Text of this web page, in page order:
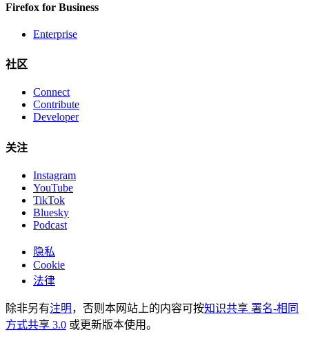
Firefox for Business
Enterprise
社区
Connect
Contribute
Developer
关注
Instagram
YouTube
TikTok
Bluesky
Podcast
隐私
Cookie
法律
除非另有注明 ，否则本网站上的内容可按知识共享 署名-相同
方式共享 3.0 或更新版本使用。